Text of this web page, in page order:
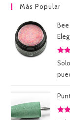
Más Popular
Bee
5